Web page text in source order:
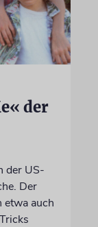
der
der US-
Der
etwa auch